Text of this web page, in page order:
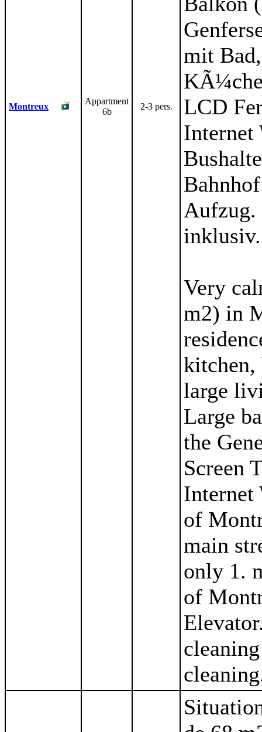
Montreux
Appartment
6b
2-3 pers.
mit
LCD
Internet
Aufzug.
inklusiv.
Very
m2) in
kitchen,
large
Large
the
Screen
Internet
of
main
only 1.
of